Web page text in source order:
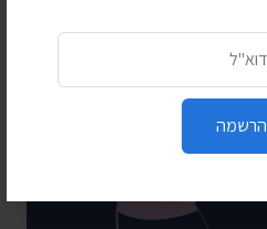
הרשמה